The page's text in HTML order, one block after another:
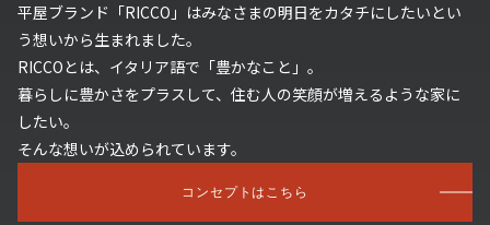
平屋ブランド「RICCO」はみなさまの明日をカタチにしたいとい
う想いから生まれました。
RICCOとは、イタリア語で「豊かなこと」。
暮らしに豊かさをプラスして、住む人の笑顔が増えるような家に
したい。
そんな想いが込められています。
コンセプトはこちら